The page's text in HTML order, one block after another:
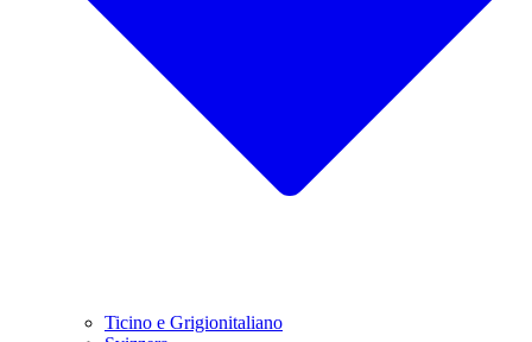
Ticino e Grigionitaliano